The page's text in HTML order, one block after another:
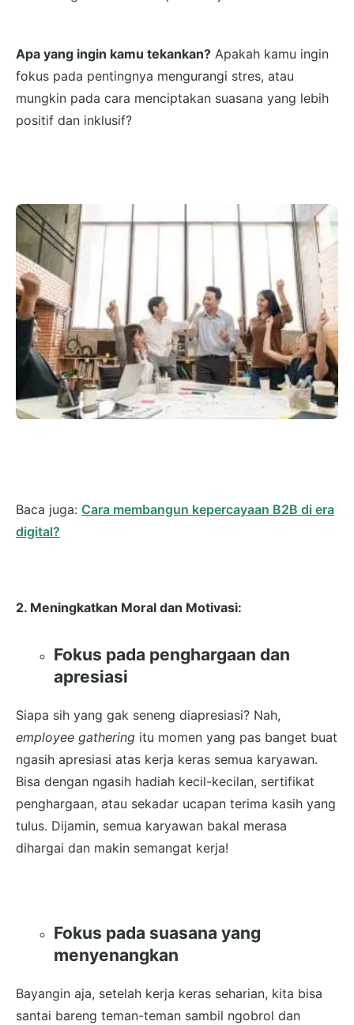
Apa yang ingin kamu tekankan? Apakah kamu ingin
fokus pada pentingnya mengurangi stres, atau
mungkin pada cara menciptakan suasana yang lebih
positif dan inklusif?
Baca juga: Cara membangun kepercayaan B2B di era
digital?
2. Meningkatkan Moral dan Motivasi:
Fokus pada penghargaan dan
apresiasi
Siapa sih yang gak seneng diapresiasi? Nah,
employee gathering itu momen yang pas banget buat
ngasih apresiasi atas kerja keras semua karyawan.
Bisa dengan ngasih hadiah kecil-kecilan, sertifikat
penghargaan, atau sekadar ucapan terima kasih yang
tulus. Dijamin, semua karyawan bakal merasa
dihargai dan makin semangat kerja!
Fokus pada suasana yang
menyenangkan
Bayangin aja, setelah kerja keras seharian, kita bisa
santai bareng teman-teman sambil ngobrol dan